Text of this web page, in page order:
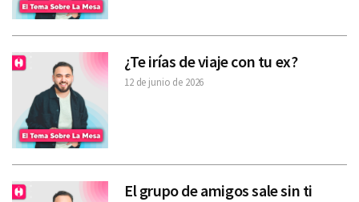
¿Te irías de viaje con tu ex?
12 de junio de 2026
El grupo de amigos sale sin ti